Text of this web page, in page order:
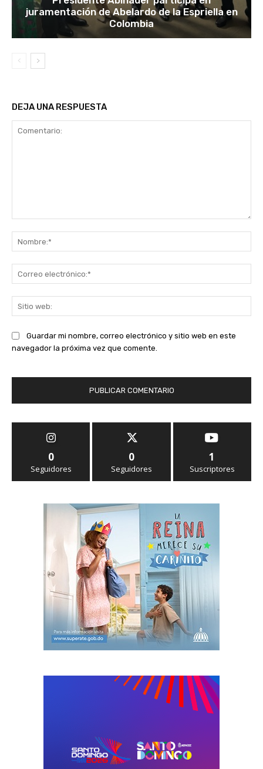
juramentación de Abelardo de la Espriella en
Colombia
DEJA UNA RESPUESTA
Guardar mi nombre, correo electrónico y sitio web en este
navegador la próxima vez que comente.
0
Seguidores
0
Seguidores
1
Suscriptores